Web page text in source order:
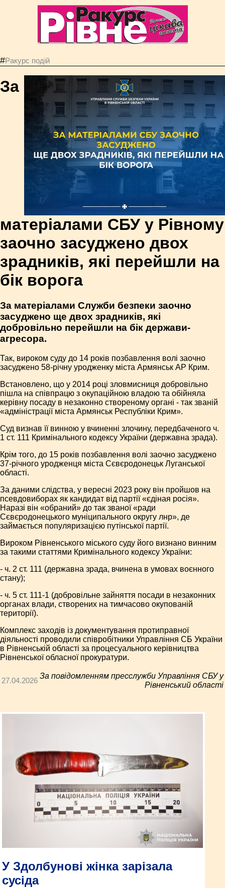
#Ракурс подій
За
матеріалами СБУ у Рівному
заочно засуджено двох
зрадників, які перейшли на
бік ворога
За матеріалами Служби безпеки заочно
засуджено ще двох зрадників, які
добровільно перейшли на бік держави-
агресора.
Так, вироком суду до 14 років позбавлення волі заочно
засуджено 58-річну уродженку міста Армянськ АР Крим.
Встановлено, що у 2014 році зловмисниця добровільно
пішла на співпрацю з окупаційною владою та обійняла
керівну посаду в незаконно створеному органі - так званій
«адміністрації міста Армянськ Республіки Крим».
Суд визнав її винною у вчиненні злочину, передбаченого ч.
1 ст. 111 Кримінального кодексу України (державна зрада).
Крім того, до 15 років позбавлення волі заочно засуджено
37-річного уродженця міста Сєвєродонецьк Луганської
області.
За даними слідства, у вересні 2023 року він пройшов на
псевдовиборах як кандидат від партії «єдіная росія».
Наразі він «обраний» до так званої «ради
Сєвєродонецького муніципального округу лнр», де
займається популяризацією путінської партії.
Вироком Рівненського міського суду його визнано винним
за такими статтями Кримінального кодексу України:
- ч. 2 ст. 111 (державна зрада, вчинена в умовах воєнного
стану);
- ч. 5 ст. 111-1 (добровільне зайняття посади в незаконних
органах влади, створених на тимчасово окупованій
території).
Комплекс заходів із документування протиправної
діяльності проводили співробітники Управління СБ України
в Рівненській області за процесуального керівництва
Рівненської обласної прокуратури.
27.04.2026
За повідомленням пресслужби Управління СБУ у
Рівненський області
У Здолбунові жінка зарізала
сусіда